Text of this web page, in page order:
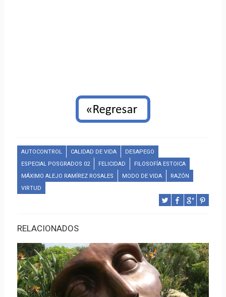
AUTOCONTROL CALIDAD DE VIDA
DESAPEGO
ESPECIAL POSGRADOS 02
FELICIDAD
FILOSOFÍA ESTOICA
MÁXIMO ALEJO RAMÍREZ ROSALES
MODO DE VIDA
RAZÓN
VIRTUD
RELACIONADOS